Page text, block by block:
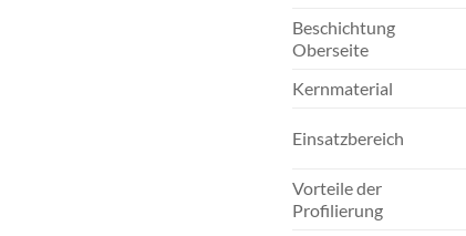
Beschichtung
Oberseite
Kernmaterial
Einsatzbereich
Vorteile der
Profilierung